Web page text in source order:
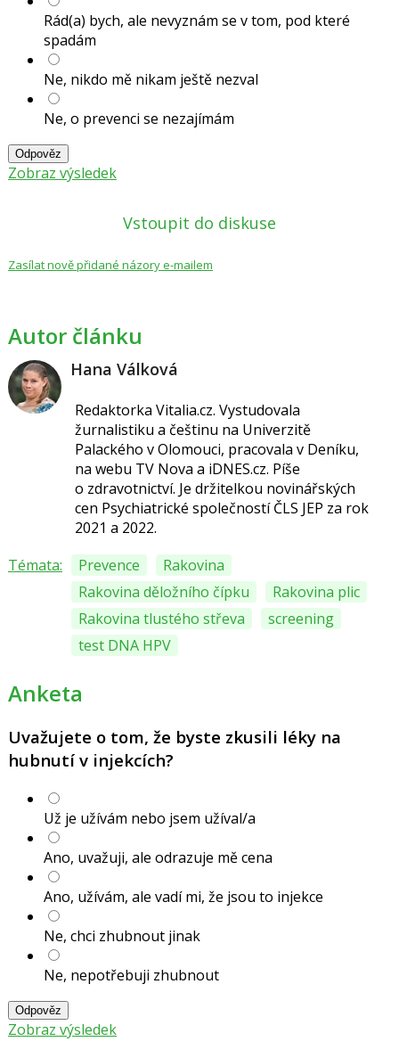
Rád(a) bych, ale nevyznám se v tom, pod které
spadám
Ne, nikdo mě nikam ještě nezval
Ne, o prevenci se nezajímám
Odpověz
Zobraz výsledek
Vstoupit do diskuse
Zasílat nově přidané názory e-mailem
Autor článku
Hana Válková
Redaktorka Vitalia.cz. Vystudovala
žurnalistiku a češtinu na Univerzitě
Palackého v Olomouci, pracovala v Deníku,
na webu TV Nova a iDNES.cz. Píše
o zdravotnictví. Je držitelkou novinářských
cen Psychiatrické společností ČLS JEP za rok
2021 a 2022.
Témata:
Prevence
Rakovina
Rakovina děložního čípku
Rakovina plic
Rakovina tlustého střeva
screening
test DNA HPV
Anketa
Uvažujete o tom, že byste zkusili léky na
hubnutí v injekcích?
Už je užívám nebo jsem užíval/a
Ano, uvažuji, ale odrazuje mě cena
Ano, užívám, ale vadí mi, že jsou to injekce
Ne, chci zhubnout jinak
Ne, nepotřebuji zhubnout
Odpověz
Zobraz výsledek